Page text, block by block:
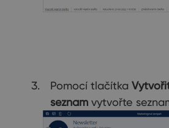
Pomocí tlačítka
seznam vytvořte